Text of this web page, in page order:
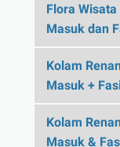
Flora
Masuk dan
Kolam
Masuk +
Kolam
Masuk &